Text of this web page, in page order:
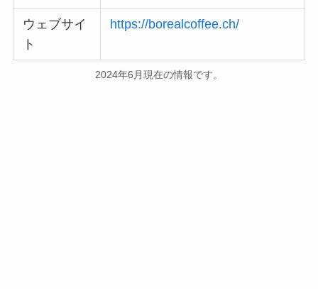
ウェブサイ
ト
https://borealcoffee.ch/
2024年6月現在の情報です。